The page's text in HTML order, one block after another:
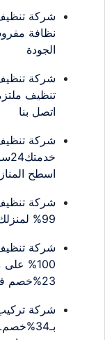
نظافة
الجودة
اتصل بنا
شركة
اسطح
شركة
99% لمنزلك بـ23%خصم فوري
شركة
23%خصم فوري
شركة